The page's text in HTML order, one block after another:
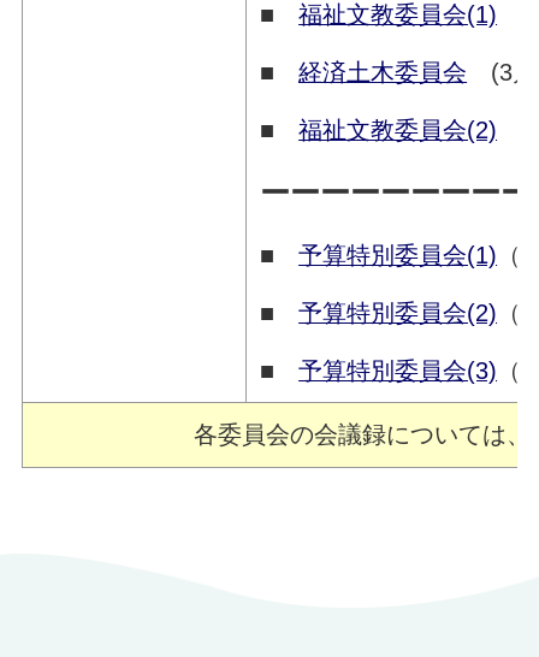
■福祉文教委員会(1)
■経済土木委員会 (3月
■福祉文教委員会(2)
ーーーーーーーー
■予算特別委員会(1) （
■予算特別委員会(2) （
■予算特別委員会(3) （
各委員会の会議録については